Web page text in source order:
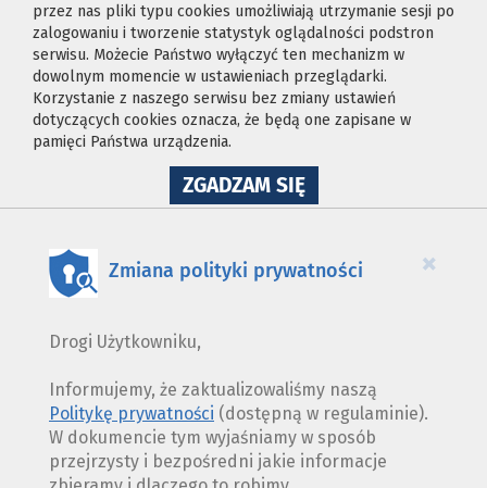
przez nas pliki typu cookies umożliwiają utrzymanie sesji po
zalogowaniu i tworzenie statystyk oglądalności podstron
serwisu. Możecie Państwo wyłączyć ten mechanizm w
dowolnym momencie w ustawieniach przeglądarki.
Korzystanie z naszego serwisu bez zmiany ustawień
dotyczących cookies oznacza, że będą one zapisane w
pamięci Państwa urządzenia.
ZGADZAM SIĘNA
WYKORZYSTANIE
×
Zmiana polityki prywatności
Drogi Użytkowniku,
Informujemy, że zaktualizowaliśmy naszą
Politykę prywatności (dostępną w regulaminie).
W dokumencie tym wyjaśniamy w sposób
przejrzysty i bezpośredni jakie informacje